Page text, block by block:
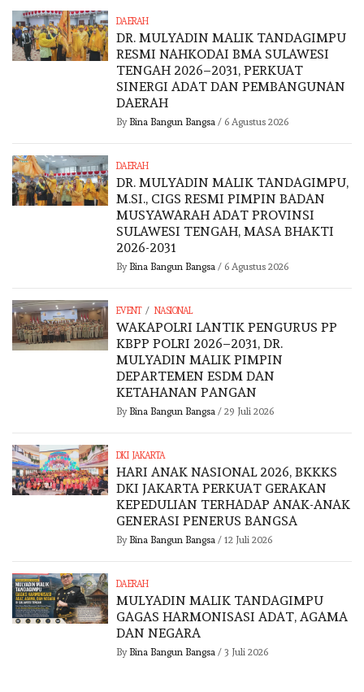
DAERAH
DR. MULYADIN MALIK TANDAGIMPU
RESMI NAHKODAI BMA SULAWESI
TENGAH 2026–2031, PERKUAT
SINERGI ADAT DAN PEMBANGUNAN
DAERAH
By Bina Bangun Bangsa / 6 Agustus 2026
DAERAH
DR. MULYADIN MALIK TANDAGIMPU,
M.SI., CIGS RESMI PIMPIN BADAN
MUSYAWARAH ADAT PROVINSI
SULAWESI TENGAH, MASA BHAKTI
2026-2031
By Bina Bangun Bangsa / 6 Agustus 2026
EVENT / NASIONAL
WAKAPOLRI LANTIK PENGURUS PP
KBPP POLRI 2026–2031, DR.
MULYADIN MALIK PIMPIN
DEPARTEMEN ESDM DAN
KETAHANAN PANGAN
By Bina Bangun Bangsa / 29 Juli 2026
DKI JAKARTA
HARI ANAK NASIONAL 2026, BKKKS
DKI JAKARTA PERKUAT GERAKAN
KEPEDULIAN TERHADAP ANAK-ANAK
GENERASI PENERUS BANGSA
By Bina Bangun Bangsa / 12 Juli 2026
DAERAH
MULYADIN MALIK TANDAGIMPU
GAGAS HARMONISASI ADAT, AGAMA
DAN NEGARA
By Bina Bangun Bangsa / 3 Juli 2026